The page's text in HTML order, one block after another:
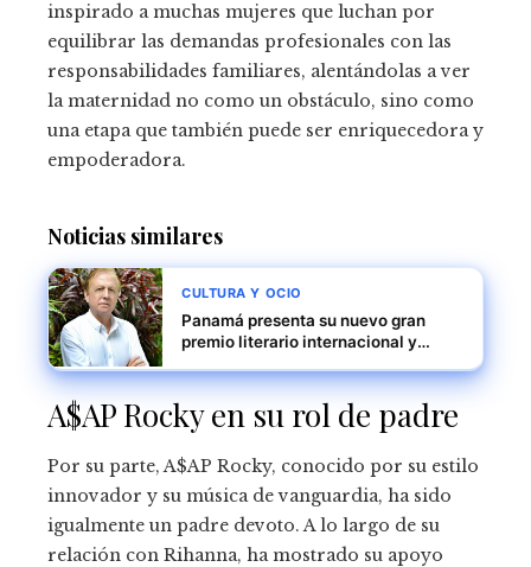
inspirado a muchas mujeres que luchan por
equilibrar las demandas profesionales con las
responsabilidades familiares, alentándolas a ver
la maternidad no como un obstáculo, sino como
una etapa que también puede ser enriquecedora y
empoderadora.
Noticias similares
CULTURA Y OCIO
Panamá presenta su nuevo gran
premio literario internacional y
por su trayectoria y contribución a
las letras hispanas
A$AP Rocky en su rol de padre
Por su parte, A$AP Rocky, conocido por su estilo
innovador y su música de vanguardia, ha sido
igualmente un padre devoto. A lo largo de su
relación con Rihanna, ha mostrado su apoyo